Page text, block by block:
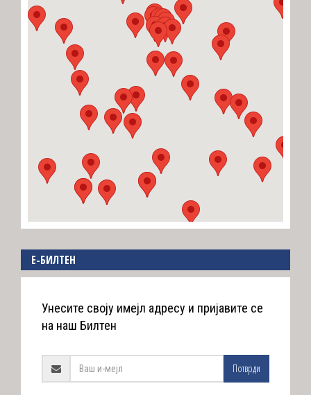
E-БИЛТЕН
Унесите своју имејл адресу и пријавите се
на наш Билтен
Потврди